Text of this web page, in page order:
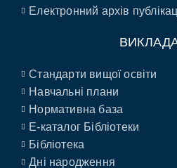
Електронний архів
Стандарти вищої освіти
Навчальні плани
Нормативна база
E-каталог Бібліотеки
Бібліотека
Дні народження